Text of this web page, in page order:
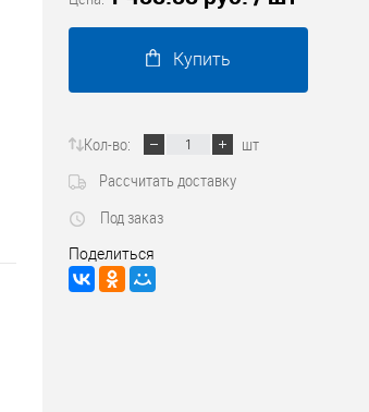
Купить
Кол-во:
шт
Рассчитать доставку
Под заказ
Поделиться